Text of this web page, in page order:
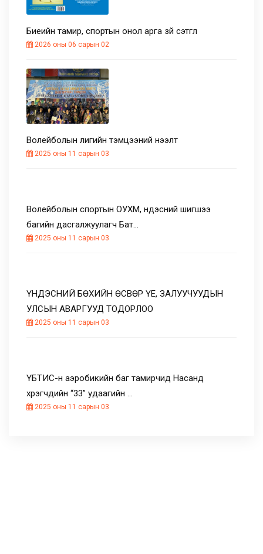
Биеийн тамир, спортын онол арга зүй сэтгүүл
2026 оны 06 сарын 02
Волейболын лигийн тэмцээний нээлт
2025 оны 11 сарын 03
Волейболын спортын ОУХМ, үндэсний шигшээ
багийн дасгалжуулагч Бат…
2025 оны 11 сарын 03
ҮНДЭСНИЙ БӨХИЙН ӨСВӨР ҮЕ, ЗАЛУУЧУУДЫН
УЛСЫН АВАРГУУД ТОДОРЛОО
2025 оны 11 сарын 03
ҮБТИС-н аэробикийн баг тамирчид Насанд
хүрэгчдийн “33” удаагийн …
2025 оны 11 сарын 03